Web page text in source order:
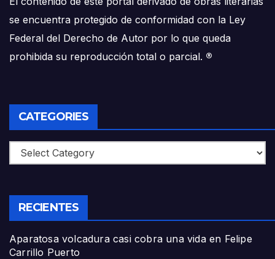
se encuentra protegido de conformidad con la Ley
Federal del Derecho de Autor por lo que queda
prohibida su reproducción total o parcial. ®
CATEGORIES
Categories
RECIENTES
Aparatosa volcadura casi cobra una vida en Felipe
Carrillo Puerto